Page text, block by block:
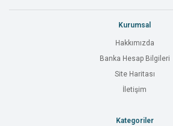
Kurumsal
Hakkımızda
Banka Hesap Bilgileri
Site Haritası
İletişim
Kategoriler